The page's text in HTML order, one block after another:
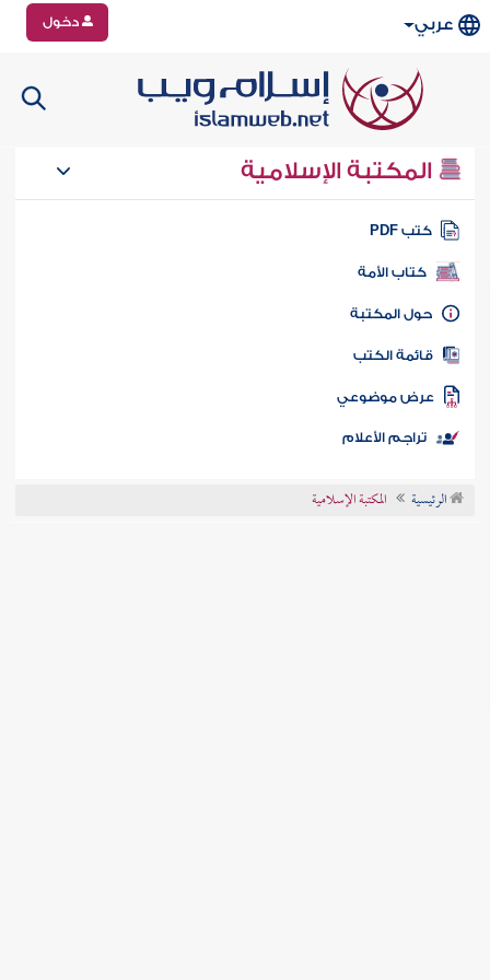
عربي دخول
المكتبة الإسلامية
كتب PDF
كتاب الأمة
المكتبة
الكتب
موضوعي
تراجم الأعلام
الرئيسية المكتبة الإسلامية